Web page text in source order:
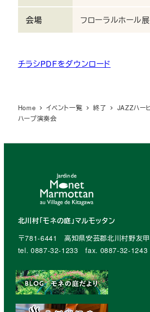
会場 フローラルホール
チラシPDFをダウンロード
Home イベント一覧 終了
JAZZハー
ハープ演奏会
北川村「モネの庭」マルモッタン
〒781-6441 高知県安芸郡北川村野友
tel. 0887-32-1233 fax. 0887-32-1243